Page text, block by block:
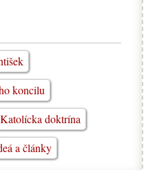
koncilu
Katolícka doktrína
a články